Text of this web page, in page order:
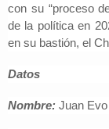
con su “proceso
de la política en
en su bastión, el
Datos
Nombre: Juan